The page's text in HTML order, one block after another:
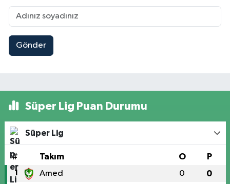
Gönder
Süper Lig Puan Durumu
Süper Lig
# Takım O P
1 Amed 0 0